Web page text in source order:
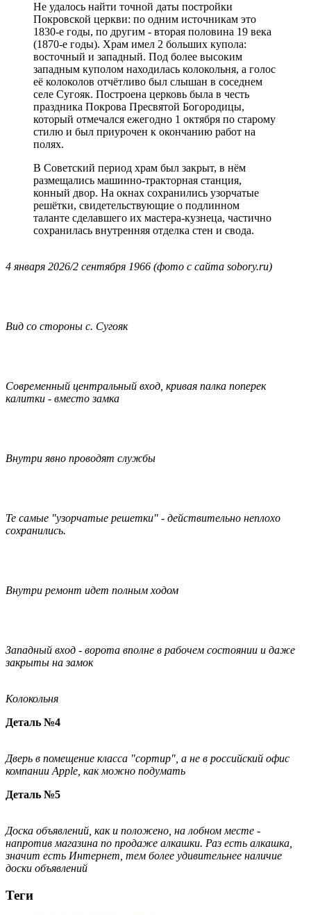
Не удалось найти точной даты постройки
Покровской церкви: по одним источникам это
1830-е годы, по другим - вторая половина 19 века
(1870-е годы). Храм имел 2 больших купола:
восточный и западный. Под более высоким
западным куполом находилась колокольня, а голос
её колоколов отчётливо был слышан в соседнем
селе Сугояк. Построена церковь была в честь
праздника Покрова Пресвятой Богородицы,
который отмечался ежегодно 1 октября по старому
стилю и был приурочен к окончанию работ на
полях.
В Советский период храм был закрыт, в нём
размещались машинно-тракторная станция,
конный двор. На окнах сохранились узорчатые
решётки, свидетельствующие о подлинном
таланте сделавшего их мастера-кузнеца, частично
сохранилась внутренняя отделка стен и свода.
4 января 2026/2 сентября 1966 (фото с сайта sobory.ru)
Вид со стороны с. Сугояк
Современный центральный вход, кривая палка поперек
калитки - вместо замка
Внутри явно проводят службы
Те самые "узорчатые решетки" - действительно неплохо
сохранились.
Внутри ремонт идет полным ходом
Западный вход - ворота вполне в рабочем состоянии и даже
закрыты на замок
Колокольня
Деталь №4
Дверь в помещение класса "сортир", а не в российский офис
компании Apple, как можно подумать
Деталь №5
Доска объявлений, как и положено, на лобном месте -
напротив магазина по продаже алкашки. Раз есть алкашка,
значит есть Интернет, тем более удивительнее наличие
доски объявлений
Теги